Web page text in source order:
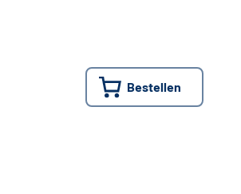
Bestellen